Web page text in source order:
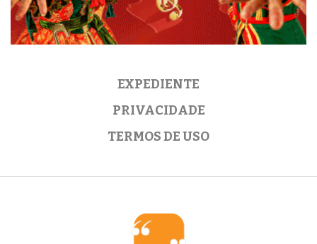
EXPEDIENTE
PRIVACIDADE
TERMOS DE USO